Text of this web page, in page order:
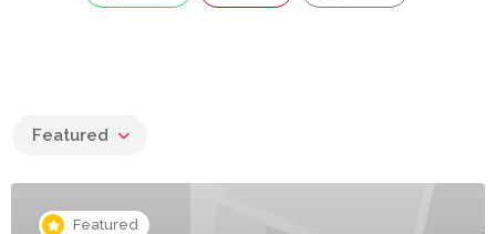
Featured
Featured